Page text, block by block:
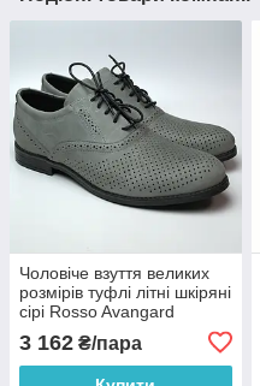
Чоловіче взуття великих
розмірів туфлі літні шкіряні
сірі Rosso Avangard
Perf BS
3 162 ₴/пара